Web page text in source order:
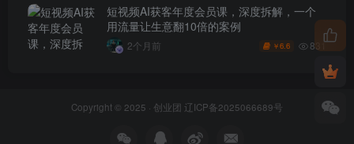
短视频AI获客年度会员课，深度拆解，一个
用流量让生意翻10倍的案例
2个月前 ￥6.6 831
Copyright © 2025 · 创业团 辽ICP备2025066689号